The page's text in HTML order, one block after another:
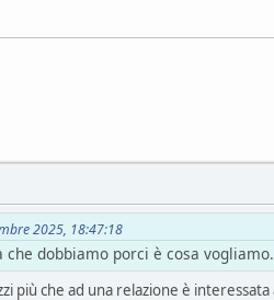
2025, 18:47:18
che dobbiamo porci è cosa
più che ad una relazione è